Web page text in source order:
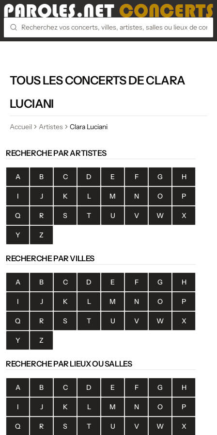
TOUS LES CONCERTS DE CLARA
LUCIANI
Accueil Artistes Clara Luciani
RECHERCHE PAR ARTISTES
A B C D E F G H
I J K L M N O P
Q R S T U V W X
Y Z
RECHERCHE PAR VILLES
A B C D E F G H
I J K L M N O P
Q R S T U V W X
Y Z
RECHERCHE PAR LIEUX OU SALLES
A B C D E F G H
I J K L M N O P
Q R S T U V W X